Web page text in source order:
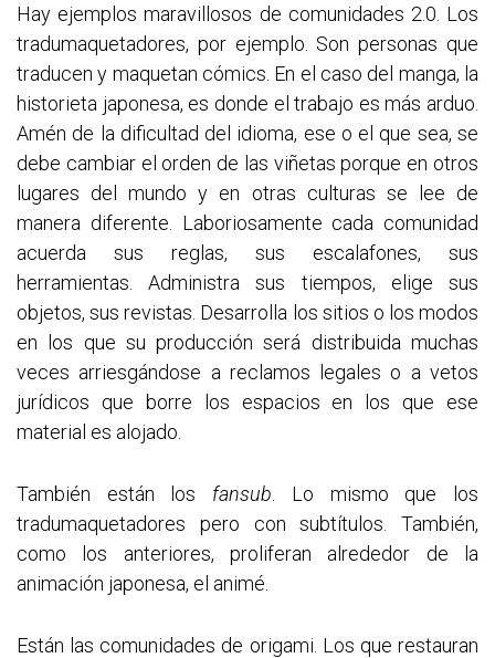
Hay ejemplos maravillosos de comunidades 2.0. Los
tradumaquetadores, por ejemplo. Son personas que
traducen y maquetan cómics. En el caso del manga, la
historieta japonesa, es donde el trabajo es más arduo.
Amén de la dificultad del idioma, ese o el que sea, se
debe cambiar el orden de las viñetas porque en otros
lugares del mundo y en otras culturas se lee de
manera diferente. Laboriosamente cada comunidad
acuerda sus reglas, sus escalafones, sus
herramientas. Administra sus tiempos, elige sus
objetos, sus revistas. Desarrolla los sitios o los modos
en los que su producción será distribuida muchas
veces arriesgándose a reclamos legales o a vetos
jurídicos que borre los espacios en los que ese
material es alojado.
También están los fansub . Lo mismo que los
tradumaquetadores pero con subtítulos. También,
como los anteriores, proliferan alrededor de la
animación japonesa, el animé.
Están las comunidades de origami. Los que restauran